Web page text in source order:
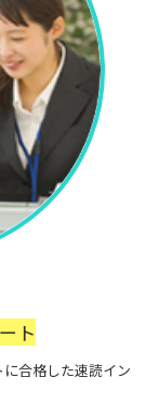
ト
合格した速読イン